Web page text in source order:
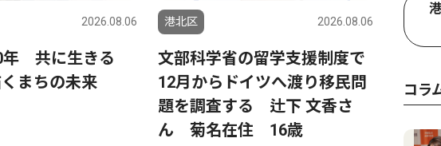
2026.08.06
年 共に生きる
まちの未来
港北区 2026.08.06
文部科学省の留学支援制度で
12月からドイツへ渡り移民問
題を調査する 辻下 文香さ
ん 菊名在住 16歳
感謝
える
コラ